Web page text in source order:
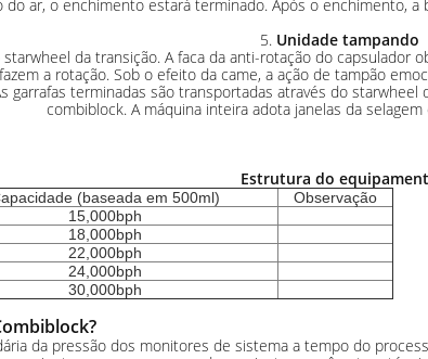
ar, o enchimento estará terminado. Após o enchimento, a
5. Unidade tampando
da transição. A faca da anti-rotação do capsulador
a rotação. Sob o efeito da came, a ação de tampão
garrafas terminadas são transportadas através do
combiblock. A máquina inteira adota janelas da
Estrutura do
(baseada em 500ml)
Observação
15,000bph
18,000bph
22,000bph
24,000bph
30,000bph
da pressão dos monitores de sistema a tempo do